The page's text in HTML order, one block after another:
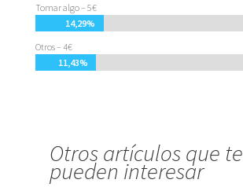
Tomar algo – 5€
14,29%
Otros – 4€
11,43%
Otros artículos que te
pueden interesar